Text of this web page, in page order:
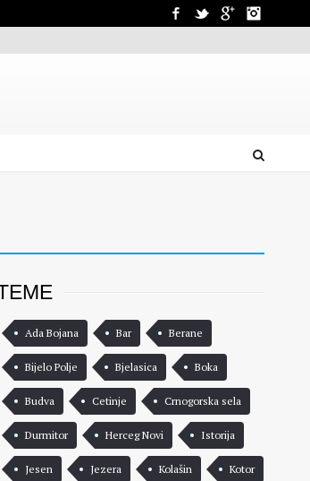
Facebook
TwitterGoogle+
Ada Bojana Bar Berane
Bijelo Polje Bjelasica Boka
Budva Cetinje Crnogorska sela
Durmitor Herceg Novi Istorija
Jesen Jezera Kolašin Kotor